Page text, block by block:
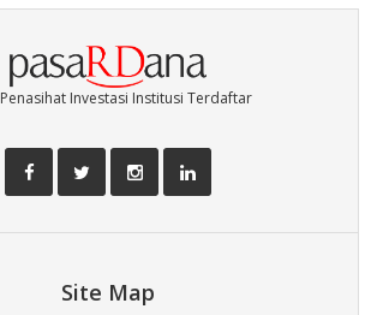
Penasihat Investasi Institusi Terdaftar
Site Map